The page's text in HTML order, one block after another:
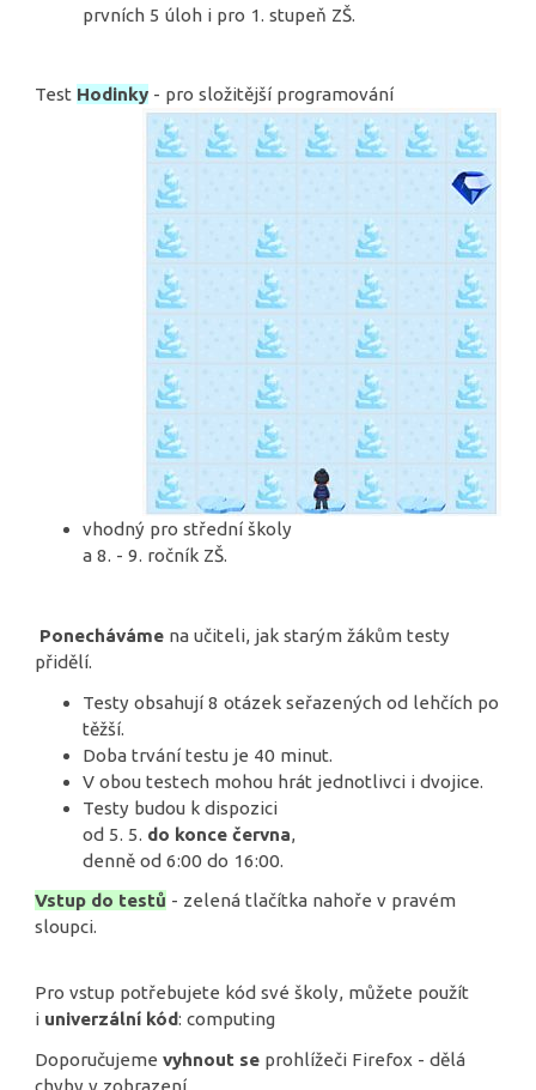
prvních 5 úloh i pro 1. stupeň ZŠ.
Test Hodinky - pro složitější programování
vhodný pro střední školy
a 8. - 9. ročník ZŠ.
Ponechávámena učiteli, jak starým žákům testy
přidělí.
Testy obsahují 8 otázek seřazených od lehčích po
těžší.
Doba trvání testu je 40 minut.
V obou testech mohou hrát jednotlivci i dvojice.
Testy budou k dispozici
od 5. 5. do konce června,
denně od 6:00 do 16:00.
Vstup do testů - zelená tlačítka nahoře v pravém
sloupci.
Pro vstup potřebujete kód své školy, můžete použít
i univerzální kód: computing
Doporučujeme vyhnout seprohlížeči Firefox - dělá
chyby v zobrazení.